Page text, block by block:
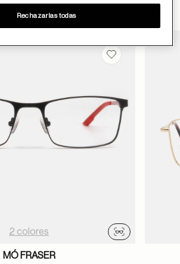
ayuda
también han comprado
Guardar en
2 colores
Probador
MÓ FRASER
Rechazarlas todas